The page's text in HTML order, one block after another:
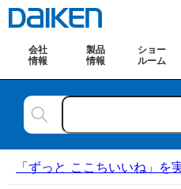
会社
情報
製品
情報
ショー
ルーム
「ずっと ここちいいね」